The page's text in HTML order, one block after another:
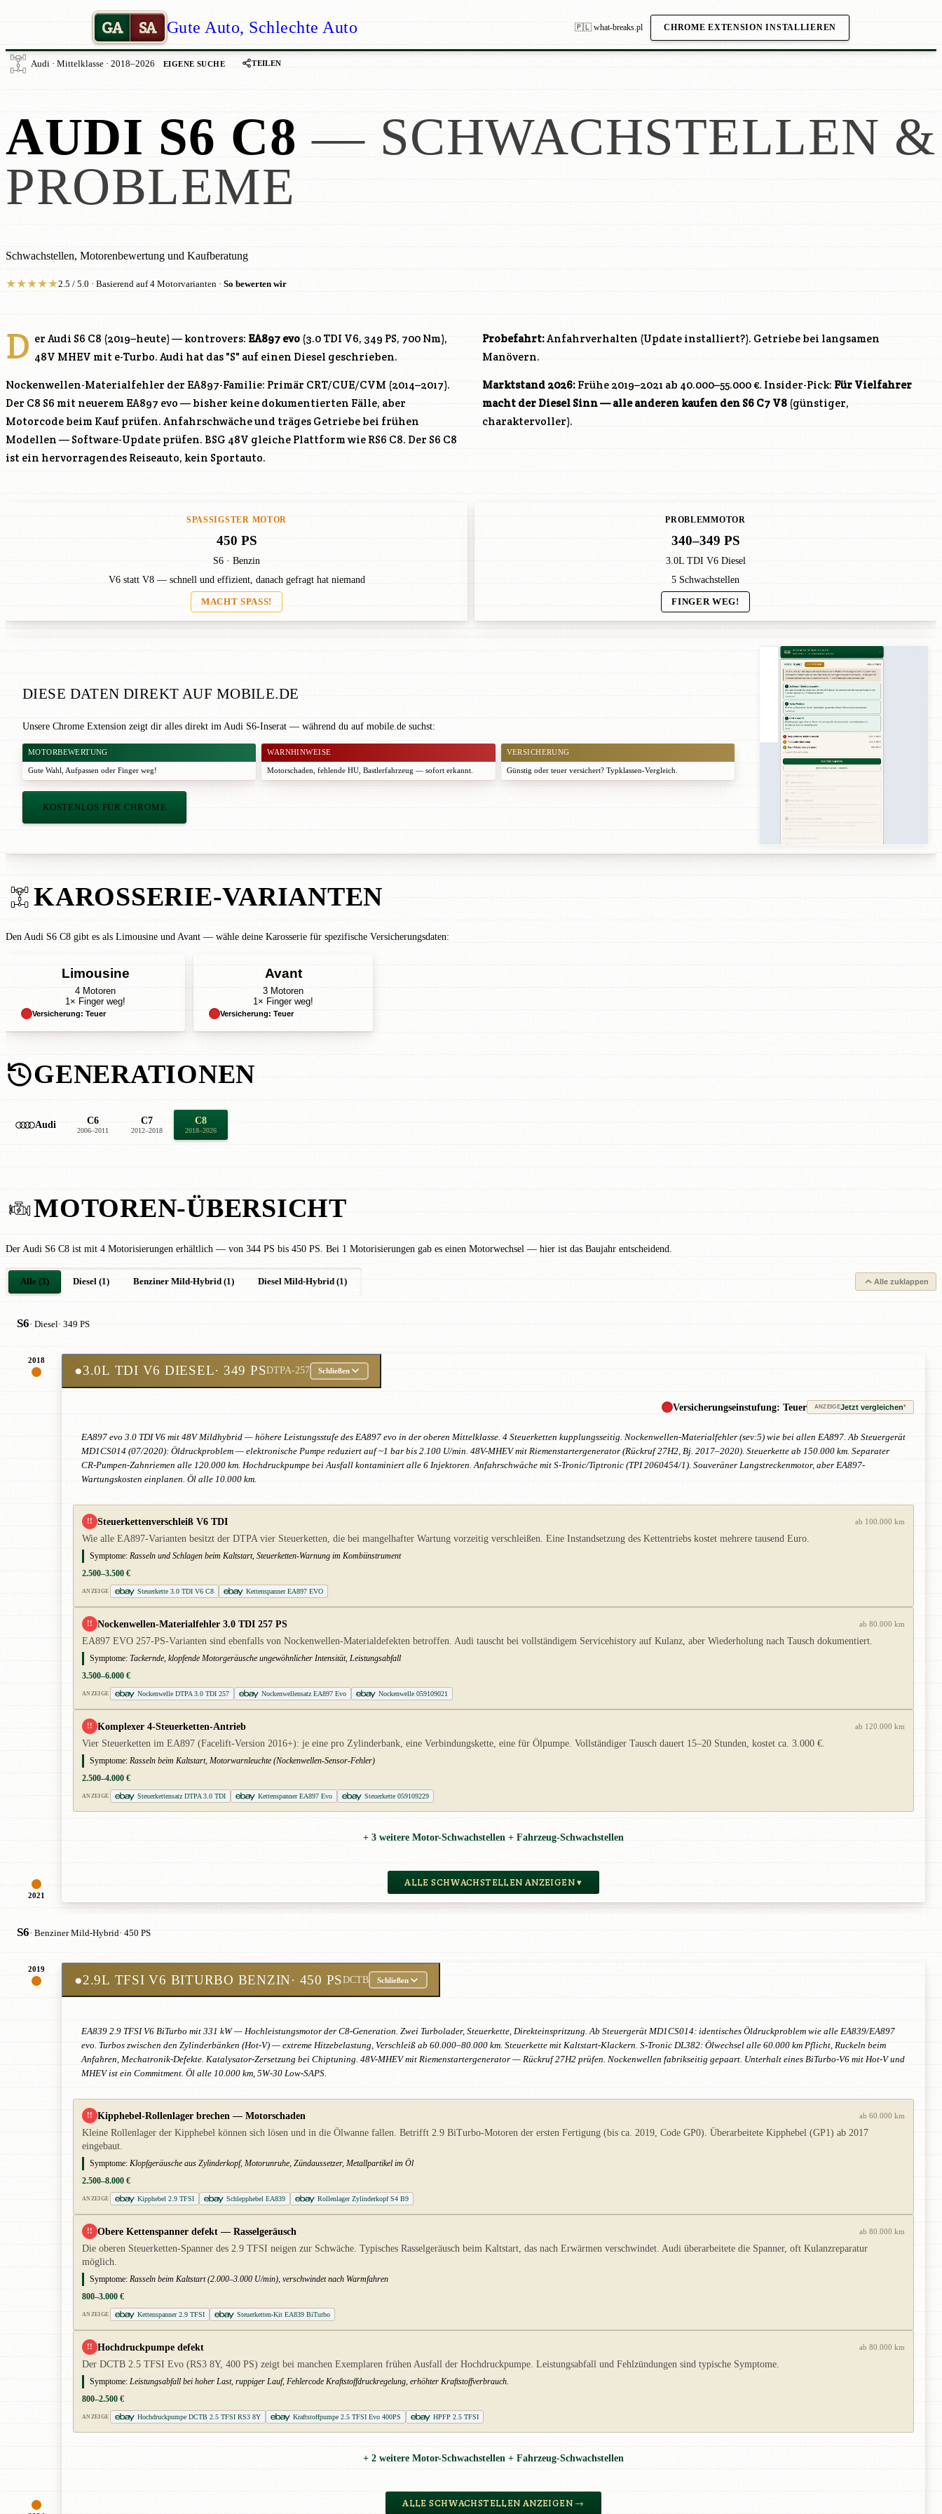
GA SA Gute Auto, Schlechte Auto 🇵🇱 what-breaks.pl CHROME EXTENSION INSTALLIEREN
Audi · Mittelklasse · 2018–2026 EIGENE SUCHE TEILEN
AUDI S6 C8 — SCHWACHSTELLEN &
PROBLEME
Schwachstellen, Motorenbewertung und Kaufberatung
★★★★★2.5 / 5.0 · Basierend auf 4 Motorvarianten · So bewerten wir
D er Audi S6 C8 (2019–heute) — kontrovers: EA897 evo (3.0 TDI V6, 349 PS, 700 Nm),
48V MHEV mit e-Turbo. Audi hat das "S" auf einen Diesel geschrieben.
Nockenwellen-Materialfehler der EA897-Familie: Primär CRT/CUE/CVM (2014–2017).
Der C8 S6 mit neuerem EA897 evo — bisher keine dokumentierten Fälle, aber
Motorcode beim Kauf prüfen. Anfahrschwäche und träges Getriebe bei frühen
Modellen — Software-Update prüfen. BSG 48V gleiche Plattform wie RS6 C8. Der S6 C8
ist ein hervorragendes Reiseauto, kein Sportauto.
Probefahrt:Anfahrverhalten (Update installiert?). Getriebe bei langsamen
Manövern.
Marktstand 2026: Frühe 2019–2021 ab 40.000–55.000 €. Insider-Pick: Für Vielfahrer
macht der Diesel Sinn — alle anderen kaufen den S6 C7 V8 (günstiger,
charaktervoller).
SPASSIGSTER MOTOR
450 PS
S6 · Benzin
V6 statt V8 — schnell und effizient, danach gefragt hat niemand
MACHT SPASS!
PROBLEMMOTOR
340–349 PS
3.0L TDI V6 Diesel
5 Schwachstellen
FINGER WEG!
DIESE DATEN DIREKT AUF MOBILE.DE
Unsere Chrome Extension zeigt dir alles direkt im Audi S6-Inserat — während du auf mobile.de suchst:
MOTORBEWERTUNG
Gute Wahl Aufpassen oder Finger weg!
WARNHINWEISE
Motorschaden, fehlende HU, Bastlerfahrzeug — sofort erkannt.
VERSICHERUNG
Günstig oder teuer versichert? Typklassen-Vergleich.
KOSTENLOS FÜR CHROME
KAROSSERIE-VARIANTEN
Den Audi S6 C8 gibt es als Limousine und Avant — wähle deine Karosserie für spezifische Versicherungsdaten:
Limousine
4 Motoren
1× Finger weg!
Versicherung: Teuer
Avant
3 Motoren
1× Finger weg!
Versicherung: Teuer
GENERATIONEN
Audi C6
2006–2011
C7
2012–2018
C8
2018–2026
MOTOREN-ÜBERSICHT
Der Audi S6 C8 ist mit 4 Motorisierungen erhältlich — von 344 PS bis 450 PS. Bei 1 Motorisierungen gab es einen Motorwechsel — hier ist das Baujahr entscheidend.
Alle (3) Diesel (1) Benziner Mild-Hybrid (1) Diesel Mild-Hybrid (1) Alle zuklappen
S6· Diesel· 349 PS
2018
2021
●3.0L TDI V6 DIESEL· 349 PSDTPA-257 Schließen
Versicherungseinstufung: Teuer ANZEIGEJetzt vergleichen*
EA897 evo 3.0 TDI V6 mit 48V Mildhybrid — höhere Leistungsstufe des EA897 evo in der oberen Mittelklasse. 4 Steuerketten kupplungsseitig. Nockenwellen-Materialfehler (sev:5) wie bei allen EA897. Ab Steuergerät
MD1CS014 (07/2020): Öldruckproblem — elektronische Pumpe reduziert auf ~1 bar bis 2.100 U/min. 48V-MHEV mit Riemenstartergenerator (Rückruf 27H2, Bj. 2017–2020). Steuerkette ab 150.000 km. Separater
CR-Pumpen-Zahnriemen alle 120.000 km. Hochdruckpumpe bei Ausfall kontaminiert alle 6 Injektoren. Anfahrschwäche mit S-Tronic/Tiptronic (TPI 2060454/1). Souveräner Langstreckenmotor, aber EA897-
Wartungskosten einplanen. Öl alle 10.000 km.
!! Steuerkettenverschleiß V6 TDI ab 100.000 km
Wie alle EA897-Varianten besitzt der DTPA vier Steuerketten, die bei mangelhafter Wartung vorzeitig verschleißen. Eine Instandsetzung des Kettentriebs kostet mehrere tausend Euro.
Symptome: Rasseln und Schlagen beim Kaltstart, Steuerketten-Warnung im Kombiinstrument
2.500–3.500 €
ANZEIGE Steuerkette 3.0 TDI V6 C8 Kettenspanner EA897 EVO
!! Nockenwellen-Materialfehler 3.0 TDI 257 PS ab 80.000 km
EA897 EVO 257-PS-Varianten sind ebenfalls von Nockenwellen-Materialdefekten betroffen. Audi tauscht bei vollständigem Servicehistory auf Kulanz, aber Wiederholung nach Tausch dokumentiert.
Symptome: Tackernde, klopfende Motorgeräusche ungewöhnlicher Intensität, Leistungsabfall
3.500–6.000 €
ANZEIGE Nockenwelle DTPA 3.0 TDI 257 Nockenwellensatz EA897 Evo Nockenwelle 059109021
!! Komplexer 4-Steuerketten-Antrieb ab 120.000 km
Vier Steuerketten im EA897 (Facelift-Version 2016+): je eine pro Zylinderbank, eine Verbindungskette, eine für Ölpumpe. Vollständiger Tausch dauert 15–20 Stunden, kostet ca. 3.000 €.
Symptome: Rasseln beim Kaltstart, Motorwarnleuchte (Nockenwellen-Sensor-Fehler)
2.500–4.000 €
ANZEIGE Steuerkettensatz DTPA 3.0 TDI Kettenspanner EA897 Evo Steuerkette 059109229
+ 3 weitere Motor-Schwachstellen + Fahrzeug-Schwachstellen
ALLE SCHWACHSTELLEN ANZEIGEN ▾
S6· Benziner Mild-Hybrid· 450 PS
2019
●2.9L TFSI V6 BITURBO BENZIN· 450 PSDCTB Schließen
EA839 2.9 TFSI V6 BiTurbo mit 331 kW — Hochleistungsmotor der C8-Generation. Zwei Turbolader, Steuerkette, Direkteinspritzung. Ab Steuergerät MD1CS014: identisches Öldruckproblem wie alle EA839/EA897
evo. Turbos zwischen den Zylinderbänken (Hot-V) — extreme Hitzebelastung, Verschleiß ab 60.000–80.000 km. Steuerkette mit Kaltstart-Klackern. S-Tronic DL382: Ölwechsel alle 60.000 km Pflicht, Ruckeln beim
Anfahren, Mechatronik-Defekte. Katalysator-Zersetzung bei Chiptuning. 48V-MHEV mit Riemenstartergenerator — Rückruf 27H2 prüfen. Nockenwellen fabrikseitig gepaart. Unterhalt eines BiTurbo-V6 mit Hot-V und
MHEV ist ein Commitment. Öl alle 10.000 km, 5W-30 Low-SAPS.
!! Kipphebel-Rollenlager brechen — Motorschaden ab 60.000 km
Kleine Rollenlager der Kipphebel können sich lösen und in die Ölwanne fallen. Betrifft 2.9 BiTurbo-Motoren der ersten Fertigung (bis ca. 2019, Code GP0). Überarbeitete Kipphebel (GP1) ab 2017
eingebaut.
Symptome: Klopfgeräusche aus Zylinderkopf, Motorunruhe, Zündaussetzer, Metallpartikel im Öl
2.500–8.000 €
ANZEIGE Kipphebel 2.9 TFSI Schlepphebel EA839 Rollenlager Zylinderkopf S4 B9
!! Obere Kettenspanner defekt — Rasselgeräusch ab 80.000 km
Die oberen Steuerketten-Spanner des 2.9 TFSI neigen zur Schwäche. Typisches Rasselgeräusch beim Kaltstart, das nach Erwärmen verschwindet. Audi überarbeitete die Spanner, oft Kulanzreparatur
möglich.
Symptome: Rasseln beim Kaltstart (2.000–3.000 U/min), verschwindet nach Warmfahren
800–3.000 €
ANZEIGE Kettenspanner 2.9 TFSI Steuerketten-Kit EA839 BiTurbo
!! Hochdruckpumpe defekt ab 80.000 km
Der DCTB 2.5 TFSI Evo (RS3 8Y, 400 PS) zeigt bei manchen Exemplaren frühen Ausfall der Hochdruckpumpe. Leistungsabfall und Fehlzündungen sind typische Symptome.
Symptome: Leistungsabfall bei hoher Last, ruppiger Lauf, Fehlercode Kraftstoffdruckregelung, erhöhter Kraftstoffverbrauch.
800–2.500 €
ANZEIGE Hochdruckpumpe DCTB 2.5 TFSI RS3 8Y Kraftstoffpumpe 2.5 TFSI Evo 400PS HPFP 2.5 TFSI
+ 2 weitere Motor-Schwachstellen + Fahrzeug-Schwachstellen
ALLE SCHWACHSTELLEN ANZEIGEN →